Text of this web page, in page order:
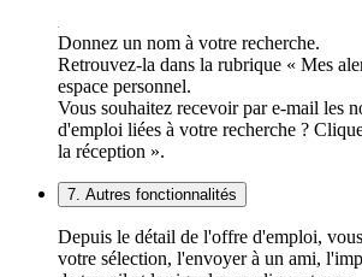
Donnez un nom à votre recherche.
Retrouvez-la dans la rubrique « Mes
espace personnel.
Vous souhaitez recevoir par e-mail les
d'emploi liées à votre recherche ?
la réception ».
7. Autres fonctionnalités
Depuis le détail de l'offre d'emploi,
votre sélection, l'envoyer à un ami,